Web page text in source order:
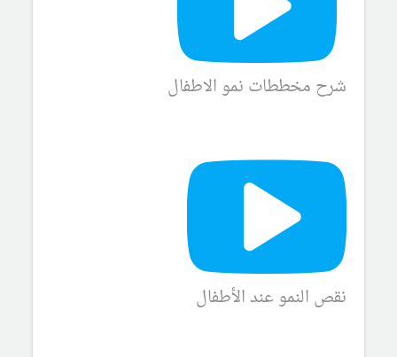
شرح مخططات نمو الاطفال
نقص النمو عند الأطفال